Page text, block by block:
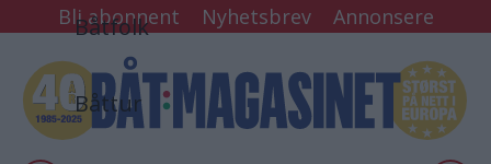
Bli abonnent Nyhetsbrev Annonsere
Båtfolk
Båttur